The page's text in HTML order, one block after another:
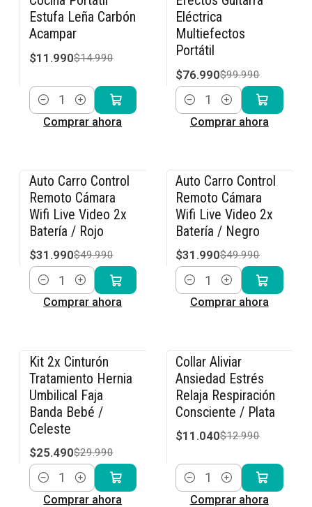
Estufa Leña Carbón
Acampar
$11.990$14.990
Cantidad
Comprar ahora
Eléctrica
Multiefectos
Portátil
$76.990$99.990
Cantidad
Comprar ahora
-36% OFF
Auto Carro Control
Remoto Cámara
Wifi Live Video 2x
Batería / Rojo
$31.990$49.990
Cantidad
Comprar ahora
-36% OFF
Auto Carro Control
Remoto Cámara
Wifi Live Video 2x
Batería / Negro
$31.990$49.990
Cantidad
Comprar ahora
-15% OFF
Kit 2x Cinturón
Tratamiento Hernia
Umbilical Faja
Banda Bebé /
Celeste
$25.490$29.990
Cantidad
Comprar ahora
-15% OFF
Collar Aliviar
Ansiedad Estrés
Relaja Respiración
Consciente / Plata
$11.040$12.990
Cantidad
Comprar ahora